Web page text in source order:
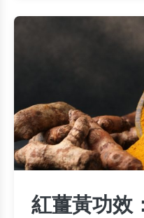
紅薑黃功效